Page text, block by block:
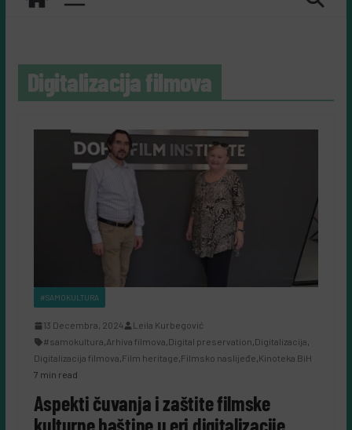
Digitalizacija filmova
#SAMOKULTURA
13 Decembra, 2024
Leila Kurbegović
#samokultura,Arhiva filmova,Digital preservation,Digitalizacija,
Digitalizacija filmova,Film heritage,Filmsko naslijeđe,Kinoteka BiH
7 min read
Aspekti čuvanja i zaštite filmske